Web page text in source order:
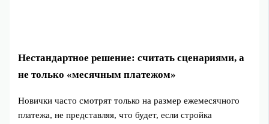
Нестандартное решение: считать сценариями, а
не только «месячным платежом»
Новички часто смотрят только на размер ежемесячного
платежа, не представляя, что будет, если стройка